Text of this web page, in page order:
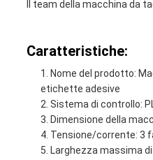
Il team della macchina da
Caratteristiche:
Nome del prodotto:
etichette adesive
Sistema di controllo:
Dimensione della
Tensione/corrente: 3
Larghezza massima